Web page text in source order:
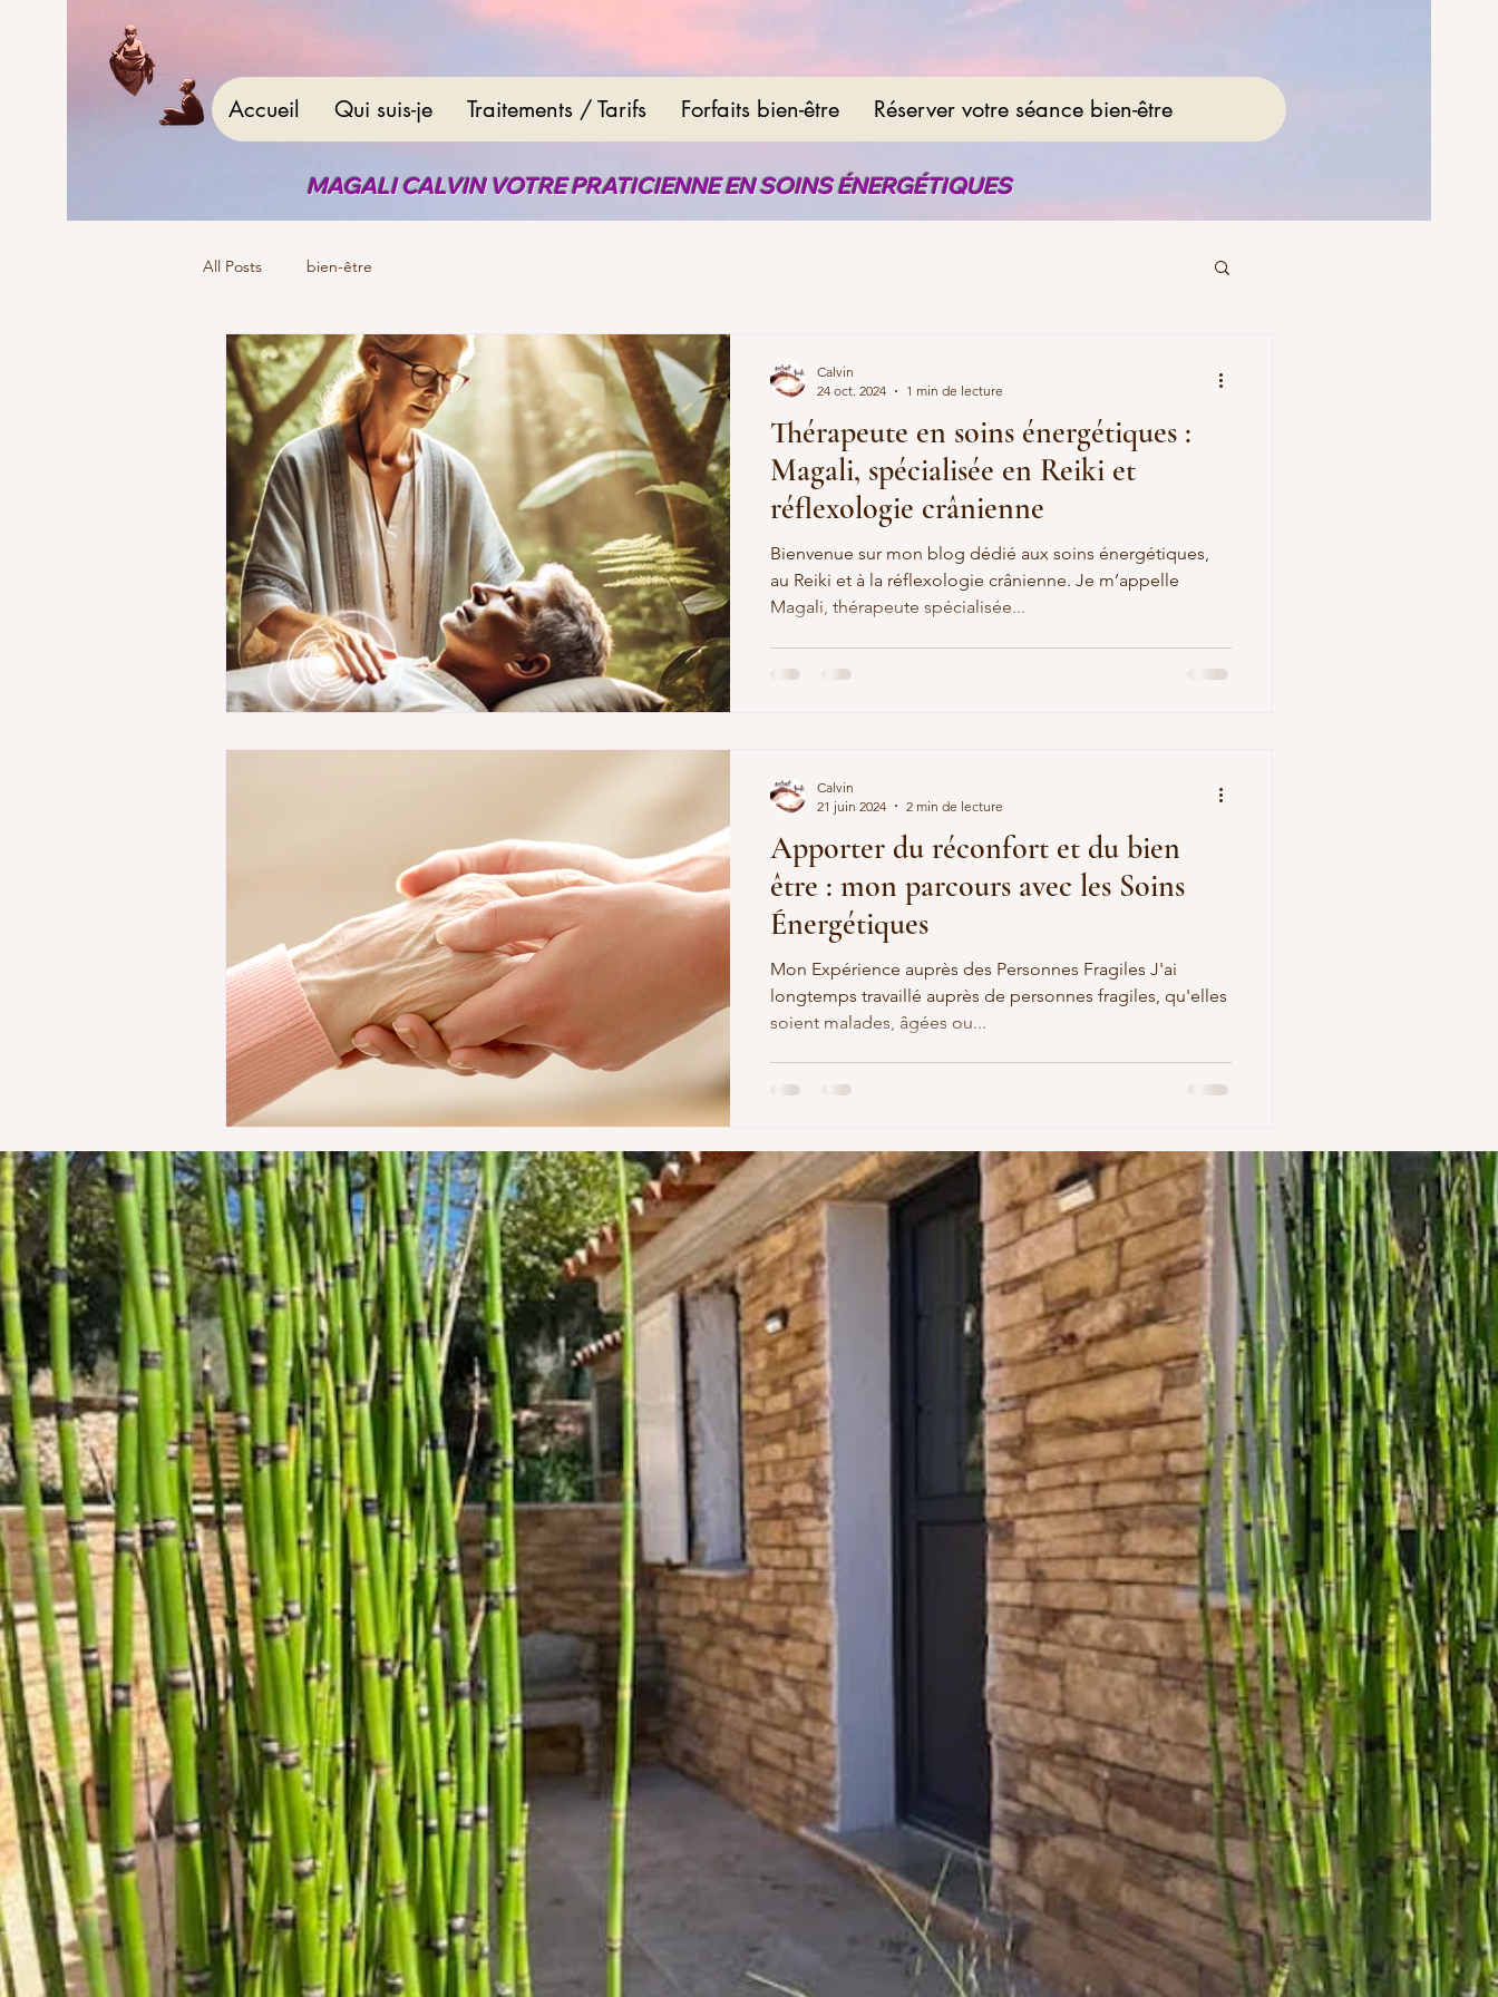
MAGALI CALVIN VOTRE PRATICIENNE EN SOINS ÉNERGÉTIQUES
Accueil Qui suis-je Traitements / Tarifs Forfaits bien-être Réserver votre séance bien-être
All Posts bien-être
Thérapeute en soins énergétiques :
Magali, spécialisée en Reiki et
réflexologie crânienne
Bienvenue sur mon blog dédié aux soins énergétiques,
au Reiki et à la réflexologie crânienne. Je m’appelle
Magali, thérapeute spécialisée...
Calvin
24 oct. 2024
1 min de lecture
Apporter du réconfort et du bien
être : mon parcours avec les Soins
Énergétiques
Mon Expérience auprès des Personnes Fragiles J'ai
longtemps travaillé auprès de personnes fragiles, qu'elles
soient malades, âgées ou...
Calvin
21 juin 2024
2 min de lecture